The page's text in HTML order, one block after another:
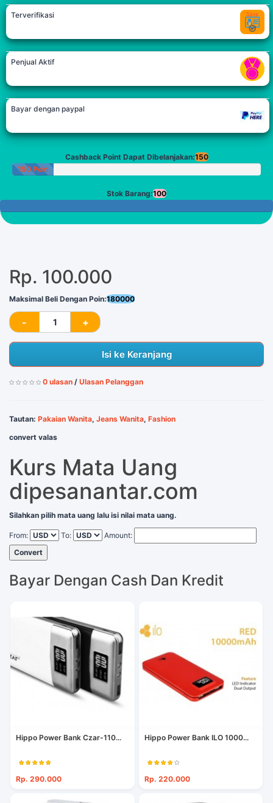
Terverifikasi
Penjual Aktif
Bayar dengan paypal
Cashback Point Dapat Dibelanjakan:150
150 Poin
Stok Barang:100
Rp. 100.000
Maksimal Beli Dengan Poin:180000
Isi ke Keranjang
0 ulasan / Ulasan Pelanggan
Tautan: Pakaian Wanita, Jeans Wanita, Fashion
convert valas
Kurs Mata Uang
dipesanantar.com
Silahkan pilih mata uang lalu isi nilai mata uang.
From: To:
Amount:
Convert
Bayar Dengan Cash Dan Kredit
Hippo Power Bank Czar-110...
Rp. 290.000
Hippo Power Bank ILO 1000...
Rp. 220.000